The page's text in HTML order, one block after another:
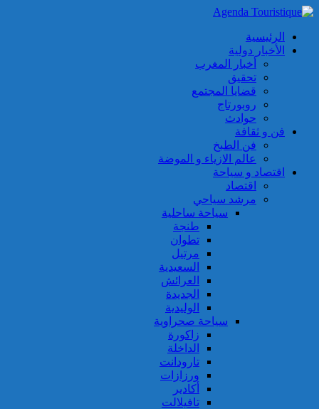
الرئيسية
الأخبار دولية
أخبار المغرب
تحقيق
قضايا المجتمع
روبورتاج
حوادث
فن و ثقافة
فن الطبخ
عالم الازياء و الموضة
اقتصاد و سياحة
اقتصاد
مرشد سياحي
سياحة ساحلية
طنجة
تطوان
مرتيل
السعيدية
العرائش
الجديدة
الوليدية
سياحة صحراوية
زاكورة
الداخلة
تارودانت
ورزازات
أكادير
تافيلالت